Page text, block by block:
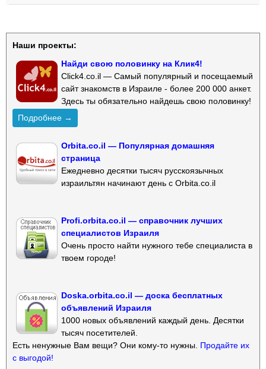
Наши проекты:
Найди свою половинку на Клик4!
Click4.co.il — Самый популярный и посещаемый
сайт знакомств в Израиле - более 200 000 анкет.
Здесь ты обязательно найдешь свою половинку!
Подробнее →
Orbita.co.il — Популярная домашняя
страница
Ежедневно десятки тысяч русскоязычных
израильтян начинают день с Orbita.co.il
Profi.orbita.co.il — справочник лучших
специалистов Израиля
Очень просто найти нужного тебе специалиста в
твоем городе!
Doska.orbita.co.il — доска бесплатных
объявлений Израиля
1000 новых объявлений каждый день. Десятки
тысяч посетителей.
Есть ненужные Вам вещи? Они кому-то нужны. Продайте их
с выгодой!